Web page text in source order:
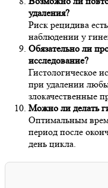
удаления?
Риск рецидива
наблюдении у
Обязательно ли
исследование?
Гистологическое
при удалении
злокачественные
Можно ли делать
Оптимальным
период после
день цикла.